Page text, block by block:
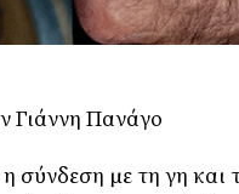
Γιάννη Πανάγο
σύνδεση µε τη γη